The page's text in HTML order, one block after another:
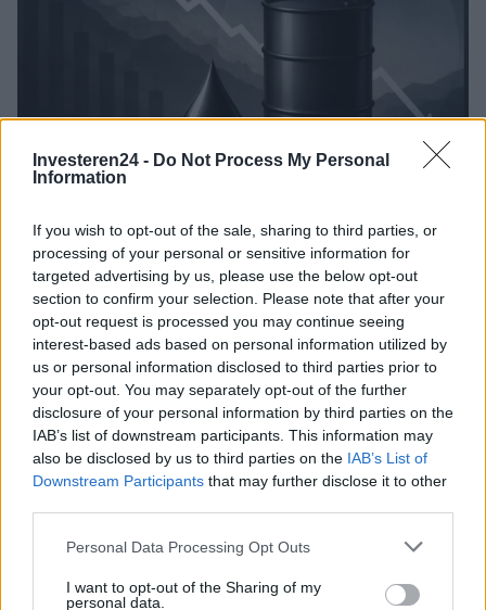
Investeren24 - Do Not Process My Personal
Information
If you wish to opt-out of the sale, sharing to third parties, or
processing of your personal or sensitive information for
targeted advertising by us, please use the below opt-out
section to confirm your selection. Please note that after your
opt-out request is processed you may continue seeing
interest-based ads based on personal information utilized by
us or personal information disclosed to third parties prior to
your opt-out. You may separately opt-out of the further
disclosure of your personal information by third parties on the
IAB’s list of downstream participants. This information may
also be disclosed by us to third parties on the IAB’s List of
Downstream Participants that may further disclose it to other
Please note that this website/app uses one or more Google
not limited to your visit or usage behaviour. You may click to
Personal Data Processing Opt Outs
I want to opt-out of the Sharing of my
personal data.
Brentolie daalt naar 91,82 dollar: een week van teruggang in
grondstoffen
Sanne De Vries · 5 aug 2026
NEWS